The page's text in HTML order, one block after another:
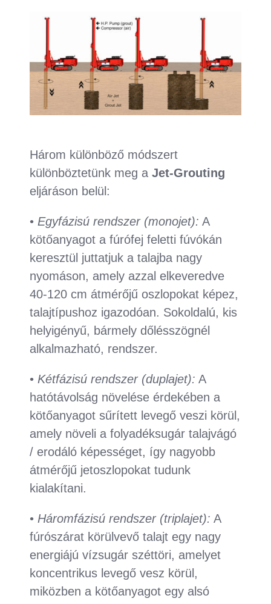
Három különböző módszert
különböztetünk meg aJet-Grouting
eljáráson belül:
• Egyfázisú rendszer (monojet): A
kötőanyagot a fúrófej feletti fúvókán
keresztül juttatjuk a talajba nagy
nyomáson, amely azzal elkeveredve
40-120 cm átmérőjű oszlopokat képez,
talajtípushoz igazodóan. Sokoldalú, kis
helyigényű, bármely dőlésszögnél
alkalmazható, rendszer.
• Kétfázisú rendszer (duplajet): A
hatótávolság növelése érdekében a
kötőanyagot sűrített levegő veszi körül,
amely növeli a folyadéksugár talajvágó
/ erodáló képességet, így nagyobb
átmérőjű jetoszlopokat tudunk
kialakítani.
• Háromfázisú rendszer (triplajet): A
fúrószárat körülvevő talajt egy nagy
energiájú vízsugár széttöri, amelyet
koncentrikus levegő vesz körül,
miközben a kötőanyagot egy alsó